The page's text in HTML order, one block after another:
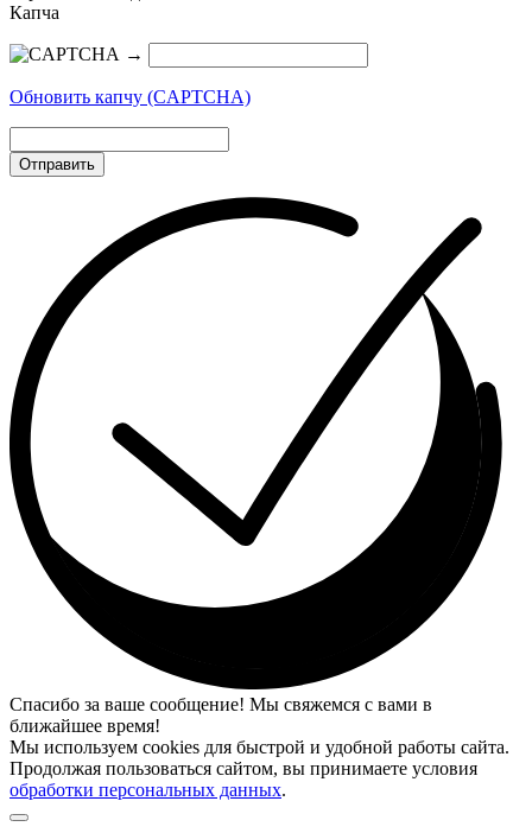
Капча
→
Обновить капчу (CAPTCHA)
Отправить
Спасибо за ваше сообщение! Мы свяжемся с вами в
ближайшее время!
Мы используем cookies для быстрой и удобной работы сайта.
Продолжая пользоваться сайтом, вы принимаете условия
обработки персональных данных.